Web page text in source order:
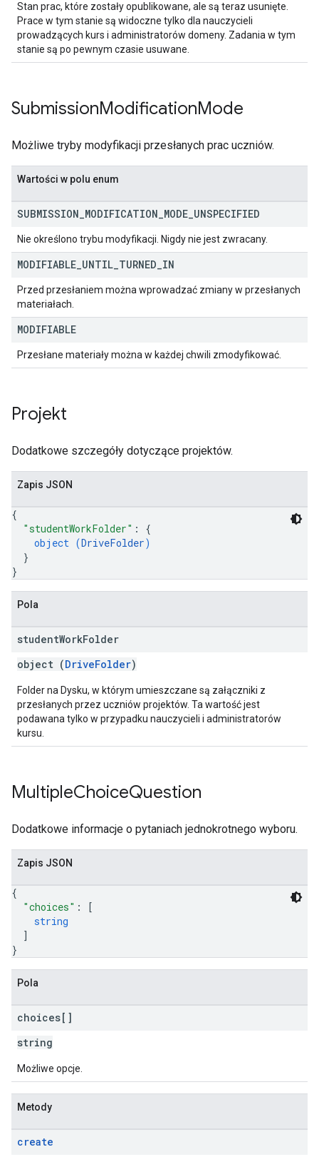
Stan prac, które zostały opublikowane, ale są teraz usunięte.
Prace w tym stanie są widoczne tylko dla nauczycieli
prowadzących kurs i administratorów domeny. Zadania w tym
stanie są po pewnym czasie usuwane.
SubmissionModificationMode
Możliwe tryby modyfikacji przesłanych prac uczniów.
Wartości w polu enum
SUBMISSION MODIFICATION MODE UNSPECIFIED
Nie określono trybu modyfikacji. Nigdy nie jest zwracany.
MODIFIABLE UNTIL TURNED IN
Przed przesłaniem można wprowadzać zmiany w przesłanych
materiałach.
MODIFIABLE
Przesłane materiały można w każdej chwili zmodyfikować.
Projekt
Dodatkowe szczegóły dotyczące projektów.
Zapis JSON
{
"studentWorkFolder" : {
object (DriveFolder)
}
}
Pola
studentWorkFolder
object (DriveFolder)
Folder na Dysku, w którym umieszczane są załączniki z
przesłanych przez uczniów projektów. Ta wartość jest
podawana tylko w przypadku nauczycieli i administratorów
kursu.
MultipleChoiceQuestion
Dodatkowe informacje o pytaniach jednokrotnego wyboru.
Zapis JSON
{
"choices" :
[
string
]
}
Pola
choices[]
string
Możliwe opcje.
Metody
create